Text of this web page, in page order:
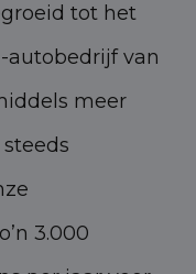
tot het
autobedrijf van
meer
3.000